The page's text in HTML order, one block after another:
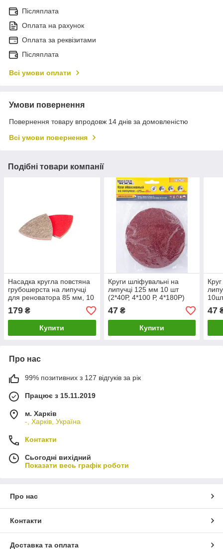
Післяплата
Оплата на рахунок
Оплата за реквізитами
Післяплата
Всі умови оплати
Умови повернення
Повернення товару впродовж 14 днів за домовленістю
Всі умови повернення
Подібні товари компанії
Насадка кругла повстяна
грубошерста на липучці
для реноватора 85 мм, 10
шт MASTERTOOL 08-6598
179 ₴
Купити
Круги шліфувальні на
липучці 125 мм 10 шт
(2*40Р, 4*100 Р, 4*180Р)
MASTER TOOL 08-2502
47₴
Купити
47
Про нас
99% позитивних з 127 відгуків за рік
Працює з 15.11.2019
м. Харків
-, Харків, Україна
Контакти
Сьогодні вихідний
Показати весь графік роботи
Про нас
Контакти
Доставка та оплата